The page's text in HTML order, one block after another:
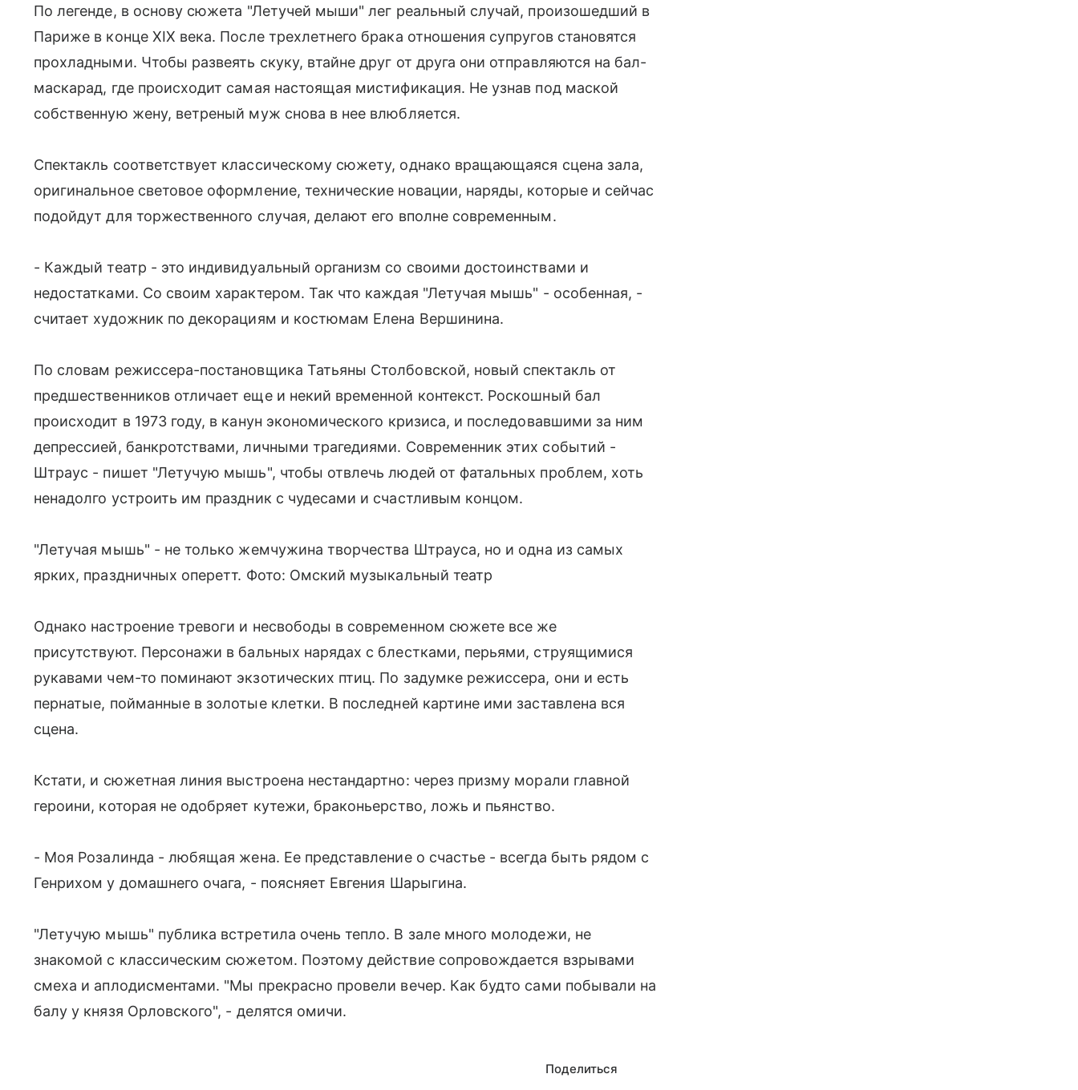
По легенде, в основу сюжета "Летучей мыши" лег реальный случай, произошедший в
Париже в конце XIX века. После трехлетнего брака отношения супругов становятся
прохладными. Чтобы развеять скуку, втайне друг от друга они отправляются на бал-
маскарад, где происходит самая настоящая мистификация. Не узнав под маской
собственную жену, ветреный муж снова в нее влюбляется.
Спектакль соответствует классическому сюжету, однако вращающаяся сцена зала,
оригинальное световое оформление, технические новации, наряды, которые и сейчас
подойдут для торжественного случая, делают его вполне современным.
- Каждый театр - это индивидуальный организм со своими достоинствами и
недостатками. Со своим характером. Так что каждая "Летучая мышь" - особенная, -
считает художник по декорациям и костюмам Елена Вершинина.
По словам режиссера-постановщика Татьяны Столбовской, новый спектакль от
предшественников отличает еще и некий временной контекст. Роскошный бал
происходит в 1973 году, в канун экономического кризиса, и последовавшими за ним
депрессией, банкротствами, личными трагедиями. Современник этих событий -
Штраус - пишет "Летучую мышь", чтобы отвлечь людей от фатальных проблем, хоть
ненадолго устроить им праздник с чудесами и счастливым концом.
"Летучая мышь" - не только жемчужина творчества Штрауса, но и одна из самых
ярких, праздничных оперетт. Фото: Омский музыкальный театр
Однако настроение тревоги и несвободы в современном сюжете все же
присутствуют. Персонажи в бальных нарядах с блестками, перьями, струящимися
рукавами чем-то поминают экзотических птиц. По задумке режиссера, они и есть
пернатые, пойманные в золотые клетки. В последней картине ими заставлена вся
сцена.
Кстати, и сюжетная линия выстроена нестандартно: через призму морали главной
героини, которая не одобряет кутежи, браконьерство, ложь и пьянство.
- Моя Розалинда - любящая жена. Ее представление о счастье - всегда быть рядом с
Генрихом у домашнего очага, - поясняет Евгения Шарыгина.
"Летучую мышь" публика встретила очень тепло. В зале много молодежи, не
знакомой с классическим сюжетом. Поэтому действие сопровождается взрывами
смеха и аплодисментами. "Мы прекрасно провели вечер. Как будто сами побывали на
балу у князя Орловского", - делятся омичи.
Поделиться